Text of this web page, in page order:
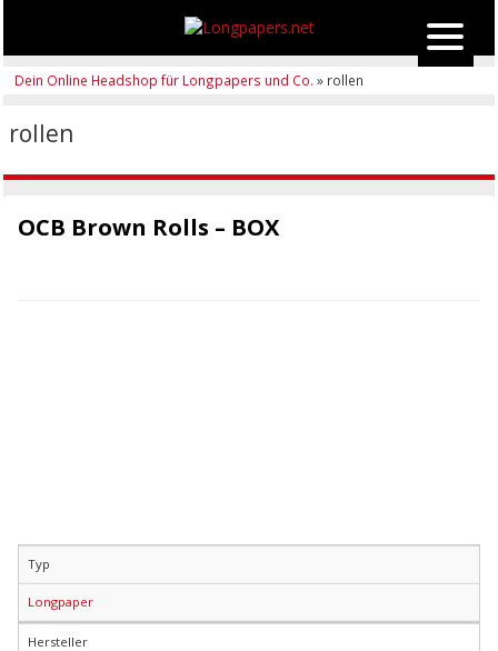
Dein Online Headshop für Longpapers und Co. » rollen
rollen
OCB Brown Rolls – BOX
Typ
Longpaper
Hersteller